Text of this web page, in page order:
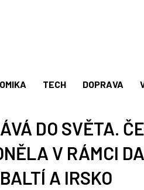
TECH DOPRAVA
DO SVĚTA.
V RÁMCI
A IRSKO